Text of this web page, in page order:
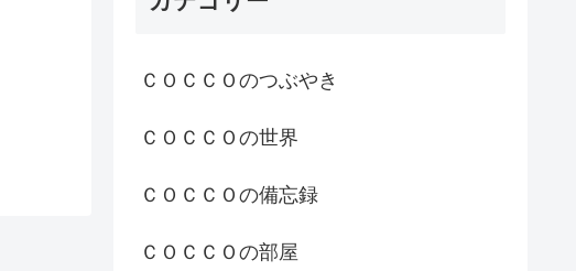
ＣＯＣＣＯのつぶやき
ＣＯＣＣＯの世界
ＣＯＣＣＯの備忘録
ＣＯＣＣＯの部屋